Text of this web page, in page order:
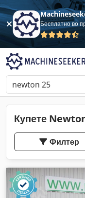
Купете
Филтер